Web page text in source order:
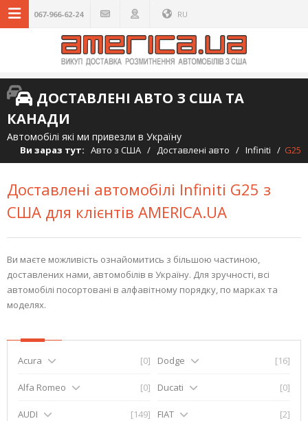
067-966-62-24 RU
ДОСТАВЛЕНІ АВТО З США ТА
КАНАДИ
Автомобілі які ми привезли в Україну
Ви зараз тут: Авто з США / Доставлені авто / Infiniti / G25
Доставлені автомобілі Infiniti G25 з
США для клієнтів AMERICA.UA
Ви маєте можливість ознайомитись з більшою частиною,
доставлених нами, автомобілів в Україну. Для зручності, всі
автомобілі посортовані в алфавітному порядку, по марках та
моделях.
Acura [0]
Alfa Romeo [0]
AUDI [149]
Dodge [16]
Ducati [0]
FIAT [2]